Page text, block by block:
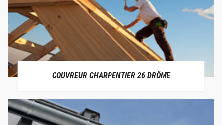
COUVREUR CHARPENTIER 26 DRÔME